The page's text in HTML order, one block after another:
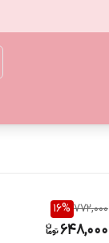
772,000
16%
648,000